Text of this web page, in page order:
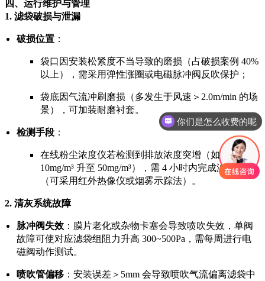
四、运行维护与管理
1. 滤袋破损与泄漏
破损位置 ：
袋口因安装松紧度不当导致的磨损（占破损案例 40%
以上），需采用弹性涨圈或电磁脉冲阀反吹保护；
袋底因气流冲刷磨损（多发生于风速＞2.0m/min 的场
景），可加装耐磨衬套。
检测手段 ：
在线粉尘浓度仪若检测到排放浓度突增（如从
10mg/m³ 升至 50mg/m³），需 4 小时内完成滤袋查漏
（可采用红外热像仪或烟雾示踪法）。
2. 清灰系统故障
脉冲阀失效 ：膜片老化或杂物卡塞会导致喷吹失效，单阀
故障可使对应滤袋组阻力升高 300~500Pa，需每周进行电
磁阀动作测试。
喷吹管偏移 ：安装误差＞5mm 会导致喷吹气流偏离滤袋中
你们是怎么收费的呢